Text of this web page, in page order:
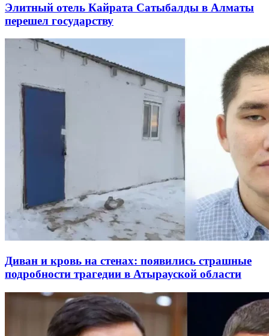
Элитный отель Кайрата Сатыбалды в Алматы
перешел государству
Диван и кровь на стенах: появились страшные
подробности трагедии в Атырауской области